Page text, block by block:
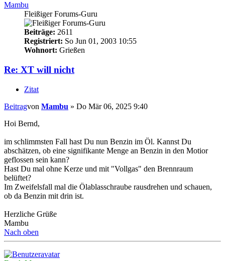
Mambu
Fleißiger Forums-Guru
Beiträge: 2611
Registriert: So Jun 01, 2003 10:55
Wohnort: Grießen
Re: XT will nicht
Zitat
Beitragvon Mambu » Do Mär 06, 2025 9:40
Hoi Bernd,
im schlimmsten Fall hast Du nun Benzin im Öl. Kannst Du
abschätzen, ob eine signifikante Menge an Benzin in den Motior
geflossen sein kann?
Hast Du mal ohne Kerze und mit "Vollgas" den Brennraum
belüftet?
Im Zweifelsfall mal die Ölablasschraube rausdrehen und schauen,
ob da Benzin mit drin ist.
Herzliche Grüße
Mambu
Nach oben